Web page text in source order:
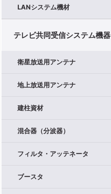
LANシステム機材
テレビ共同受信システム機器
衛星放送用アンテナ
地上放送用アンテナ
建柱資材
混合器（分波器）
フィルタ・アッテネータ
ブースタ